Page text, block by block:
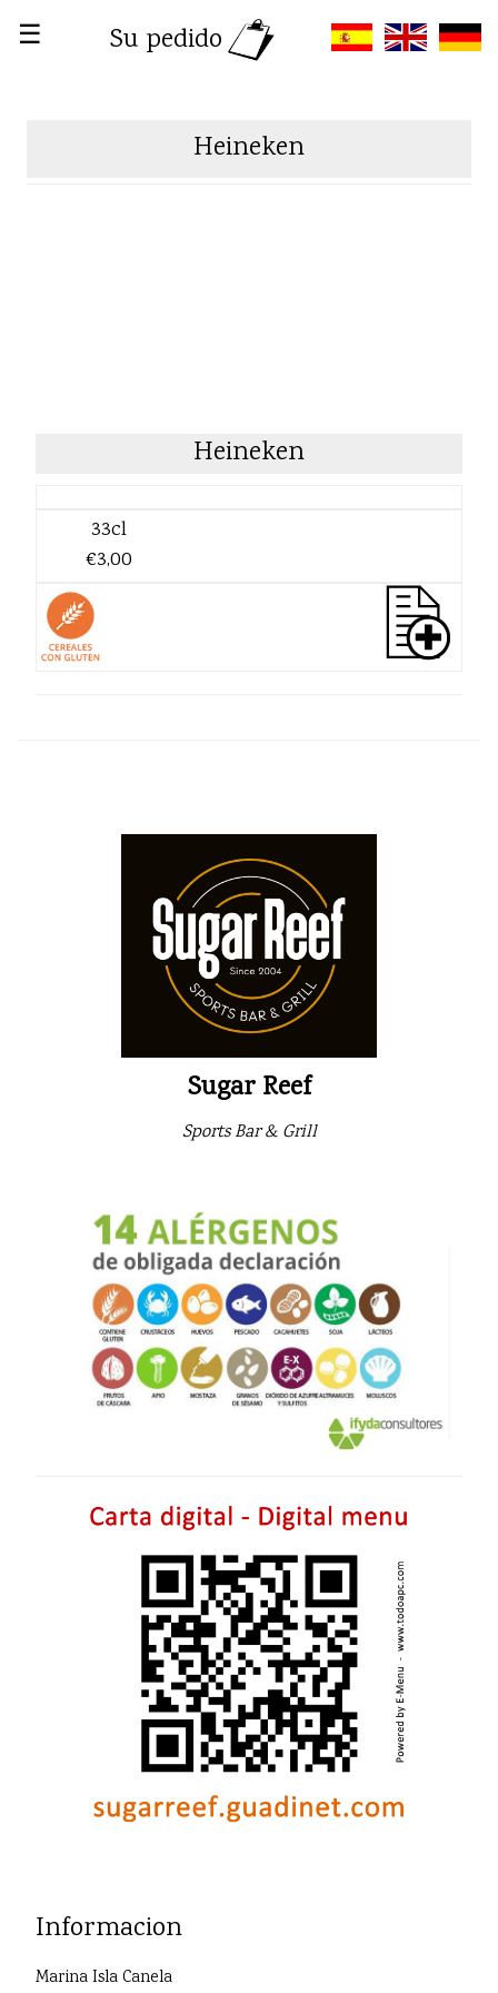
☰ Su pedido
Heineken
Heineken
33cl
€3,00
Sugar Reef
Sports Bar & Grill
Informacion
Marina Isla Canela